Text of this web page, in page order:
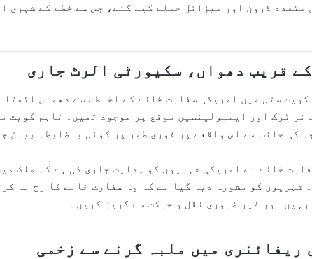
متعدد ڈرون اور میزائل حملے کیے گئے، جس سے خطے کے شہری
قریب دھواں، سکیورٹی الرٹ جاری
کویت سٹی میں امریکی سفارت خانے کے احاطے سے دھواں
ٹرک اور ایمبولینسیں موقع پر موجود تھیں۔ تاہم کویت
کی جانب سے اس واقعے پر فوری طور پر کوئی باضابطہ بیان
خانے نے امریکی شہریوں کو ہدایت جاری کی ہے کہ ملک
شہریوں کو مشورہ دیا گیا ہے کہ وہ سفارت خانے کا رخ نہ
اور غیر ضروری نقل و حرکت سے گریز کریں۔
ریفائنری میں ملبہ گرنے سے زخمی